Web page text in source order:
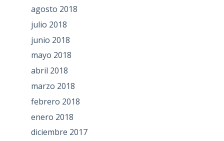
agosto 2018
julio 2018
junio 2018
mayo 2018
abril 2018
marzo 2018
febrero 2018
enero 2018
diciembre 2017